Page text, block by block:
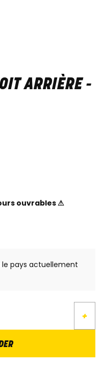
ARRIÈRE -
ouvrables ⚠
pays actuellement
+